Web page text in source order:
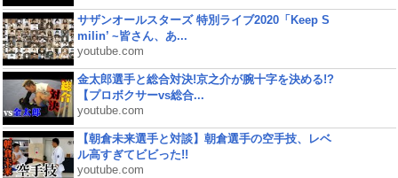
サザンオールスターズ 特別ライブ2020「Keep S
milin’ ~皆さん、あ...
youtube.com
金太郎選手と総合対決!京之介が腕十字を決める!?
【プロボクサーvs総合...
youtube.com
【朝倉未来選手と対談】朝倉選手の空手技、レベ
ル高すぎてビビった!!
youtube.com